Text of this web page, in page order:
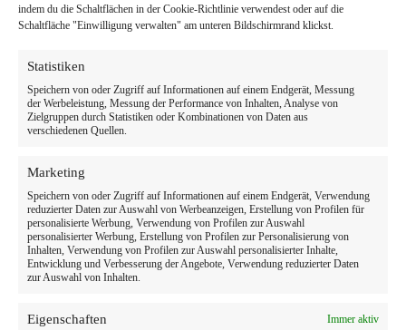
indem du die Schaltflächen in der Cookie-Richtlinie verwendest oder auf die
Schaltfläche "Einwilligung verwalten" am unteren Bildschirmrand klickst.
Statistiken
Speichern von oder Zugriff auf Informationen auf einem Endgerät, Messung
der Werbeleistung, Messung der Performance von Inhalten, Analyse von
Zielgruppen durch Statistiken oder Kombinationen von Daten aus
verschiedenen Quellen.
Marketing
Speichern von oder Zugriff auf Informationen auf einem Endgerät, Verwendung
reduzierter Daten zur Auswahl von Werbeanzeigen, Erstellung von Profilen für
personalisierte Werbung, Verwendung von Profilen zur Auswahl
personalisierter Werbung, Erstellung von Profilen zur Personalisierung von
Inhalten, Verwendung von Profilen zur Auswahl personalisierter Inhalte,
Entwicklung und Verbesserung der Angebote, Verwendung reduzierter Daten
zur Auswahl von Inhalten.
Eigenschaften Immer aktiv